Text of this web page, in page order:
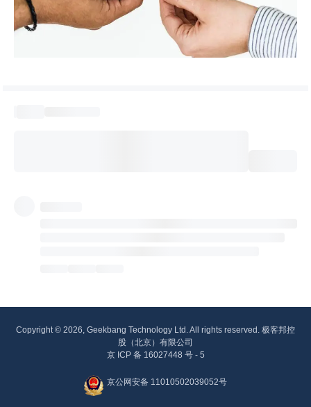
Copyright © 2026, Geekbang Technology Ltd. All rights reserved. 极客邦控
股（北京）有限公司
京 ICP 备 16027448 号 - 5
京公网安备 11010502039052号